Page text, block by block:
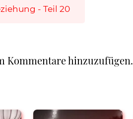
- Teil 20
Kommentare hinzuzufügen.